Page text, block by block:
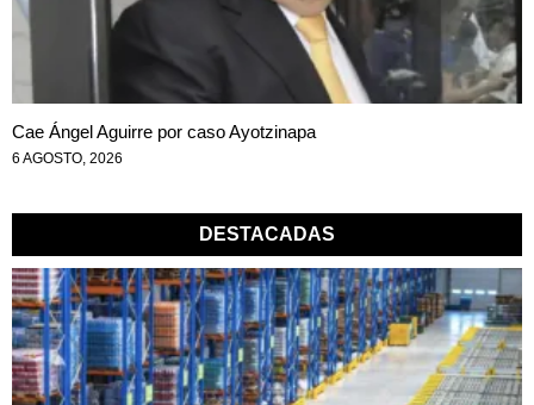
Cae Ángel Aguirre por caso Ayotzinapa
6 AGOSTO, 2026
DESTACADAS